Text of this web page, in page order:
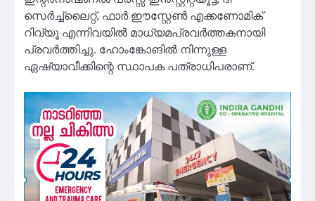
സെര്‍ച്ച്ലൈറ്റ്, ഫാര്‍ ഈസ്റ്റേണ്‍ എക്കണോമിക്
റിവ്യൂ എന്നിവയില്‍ മാധ്യമപ്രവര്‍ത്തകനായി
പ്രവര്‍ത്തിച്ചു. ഹോംങ്കോങില്‍ നിന്നുള്ള
ഏഷ്യാവീക്കിന്റെ സ്ഥാപക പത്രാധിപരാണ്.